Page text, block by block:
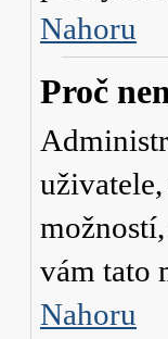
Nahoru
Proč
vám tato
Nahoru